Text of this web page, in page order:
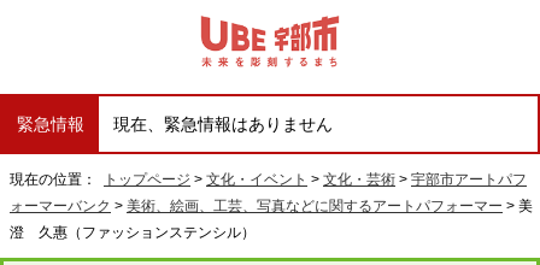
緊急情報 現在、緊急情報はありません
現在の位置： トップページ > 文化・イベント > 文化・芸術 > 宇部市アートパフ
ォーマーバンク > 美術、絵画、工芸、写真などに関するアートパフォーマー > 美
澄 久惠（ファッションステンシル）